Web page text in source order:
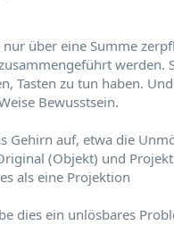
über eine Summe
werden.
Tasten zu tun haben.
Bewusstsein.
Gehirn auf, etwa die
(Objekt) und
als eine Projektion
dies ein unlösbares